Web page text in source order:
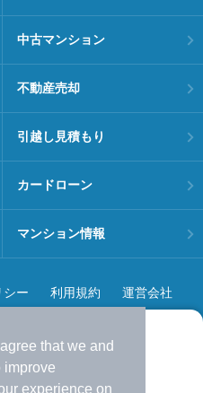
that we and
improve
experience on
くなった
探ししませんか？
中古マンション
不動産売却
引越し見積もり
カードローン
マンション情報
シー 利用規約 運営会社